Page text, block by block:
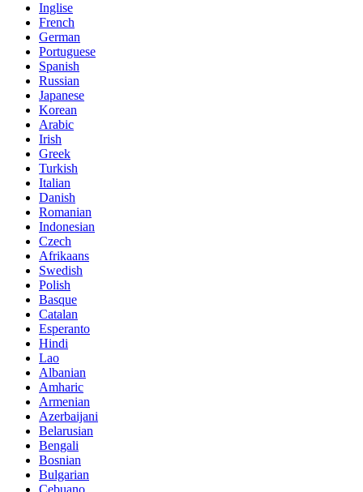
Inglise
French
German
Portuguese
Spanish
Russian
Japanese
Korean
Arabic
Irish
Greek
Turkish
Italian
Danish
Romanian
Indonesian
Czech
Afrikaans
Swedish
Polish
Basque
Catalan
Esperanto
Hindi
Lao
Albanian
Amharic
Armenian
Azerbaijani
Belarusian
Bengali
Bosnian
Bulgarian